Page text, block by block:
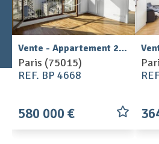
Vente - Appartement 2 pièces 49 m
Paris (75015)
REF. BP 4668
580 000 €